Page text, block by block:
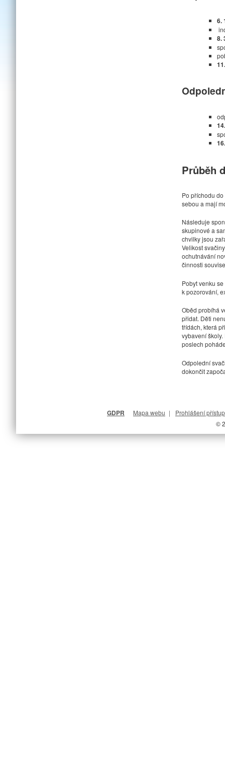
6.
8.
Průběh
Po příchodu
sebou a mají
Následuje
skupinové a
chvilky jsou
Velikost
ochutnávání
činnosti
Pobyt venku
k pozorování,
Oběd probíhá
přidat. Děti
třídách, která
vybavení
poslech
Odpolední
dokončit
GDPR Mapa webu |
Prohlášení
©